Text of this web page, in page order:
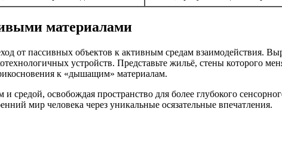
материалами
от пассивных объектов к активным средам взаимодействия.
устройств. Представьте жильё, стены которого
к «дышащим» материалам.
средой, освобождая пространство для более глубокого
мир человека через уникальные осязательные впечатления.